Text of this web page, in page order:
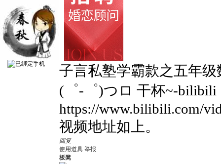
子言私塾学霸款之五年
(゜-゜)つロ 干杯~-bilibili
https://www.bilibili.com/
视频地址如上。
回复
使用道具 举报
板凳